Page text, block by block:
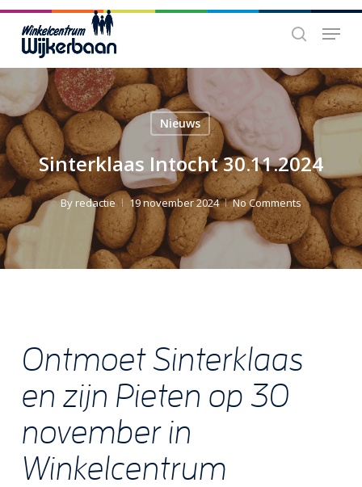
Skip
main
content
search
Menu
Nieuws
Sinterklaas Intocht 30.11.2024
By redactie 19 november 2024 No Comments
Ontmoet Sinterklaas
en zijn Pieten op 30
november in
Winkelcentrum